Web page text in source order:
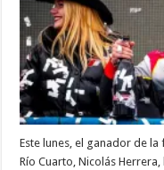
Este lunes, el ganador de la
Río Cuarto, Nicolás Herrera,